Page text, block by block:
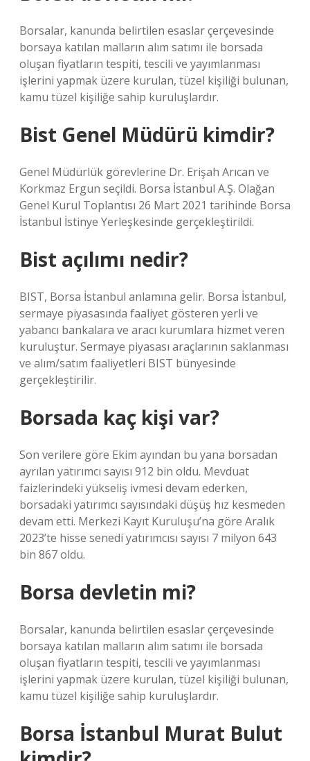
Borsalar, kanunda belirtilen esaslar çerçevesinde
borsaya katılan malların alım satımı ile borsada
oluşan fiyatların tespiti, tescili ve yayımlanması
işlerini yapmak üzere kurulan, tüzel kişiliği bulunan,
kamu tüzel kişiliğe sahip kuruluşlardır.
Bist Genel Müdürü kimdir?
Genel Müdürlük görevlerine Dr. Erişah Arıcan ve
Korkmaz Ergun seçildi. Borsa İstanbul A.Ş. Olağan
Genel Kurul Toplantısı 26 Mart 2021 tarihinde Borsa
İstanbul İstinye Yerleşkesinde gerçekleştirildi.
Bist açılımı nedir?
BIST, Borsa İstanbul anlamına gelir. Borsa İstanbul,
sermaye piyasasında faaliyet gösteren yerli ve
yabancı bankalara ve aracı kurumlara hizmet veren
kuruluştur. Sermaye piyasası araçlarının saklanması
ve alım/satım faaliyetleri BIST bünyesinde
gerçekleştirilir.
Borsada kaç kişi var?
Son verilere göre Ekim ayından bu yana borsadan
ayrılan yatırımcı sayısı 912 bin oldu. Mevduat
faizlerindeki yükseliş ivmesi devam ederken,
borsadaki yatırımcı sayısındaki düşüş hız kesmeden
devam etti. Merkezi Kayıt Kuruluşu’na göre Aralık
2023’te hisse senedi yatırımcısı sayısı 7 milyon 643
bin 867 oldu.
Borsa devletin mi?
Borsalar, kanunda belirtilen esaslar çerçevesinde
borsaya katılan malların alım satımı ile borsada
oluşan fiyatların tespiti, tescili ve yayımlanması
işlerini yapmak üzere kurulan, tüzel kişiliği bulunan,
kamu tüzel kişiliğe sahip kuruluşlardır.
Borsa İstanbul Murat Bulut